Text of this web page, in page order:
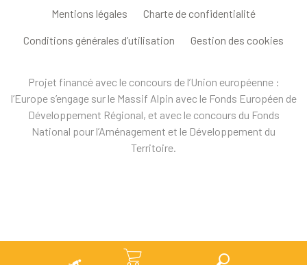
Mentions légales Charte de confidentialité
Conditions générales d’utilisation Gestion des cookies
Projet financé avec le concours de l’Union européenne :
l’Europe s’engage sur le Massif Alpin avec le Fonds Européen de
Développement Régional, et avec le concours du Fonds
National pour l’Aménagement et le Développement du
Territoire.